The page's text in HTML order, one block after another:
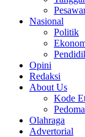
Nasional
Politik
Opini
Redaksi
About Us
Kode
Olahraga
Advertorial